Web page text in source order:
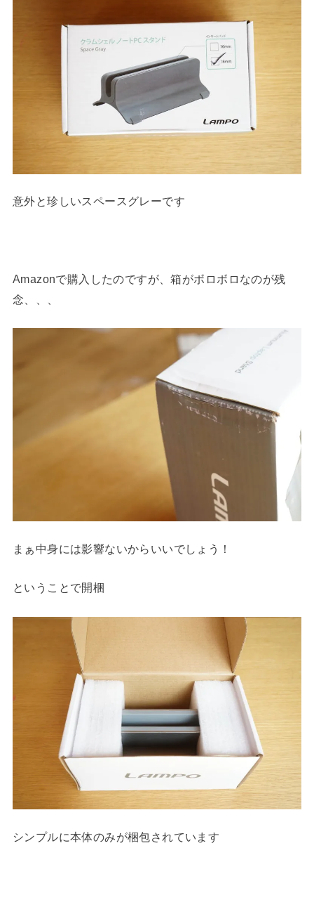
意外と珍しいスペースグレーです
Amazonで購入したのですが、箱がボロボロなのが残
念、、、
まぁ中身には影響ないからいいでしょう！
ということで開梱
シンプルに本体のみが梱包されています